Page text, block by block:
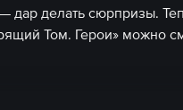
дар делать сюрпризы.
Том. Герои» можно